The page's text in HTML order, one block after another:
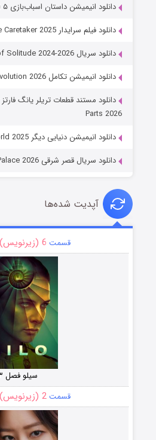
دانلود انیمیشن داستان اسباب‌بازی ۵ Toy Story 5 (2026)
دانلود فیلم سرایدار The Caretaker 2025
دانلود سریال One Hundred Years of Solitude 2024-2026
دانلود انیمیشن تکامل Evolution 2026
Parts 2026
دانلود انیمیشن دنیایی دیگر Another World 2025
دانلود سریال قصر شرقی The East Palace 2026
آپدیت شده‌ها
قسمت 6 (زیرنویس)
سیلو فصل ۳
قسمت2 (زیرنویس)